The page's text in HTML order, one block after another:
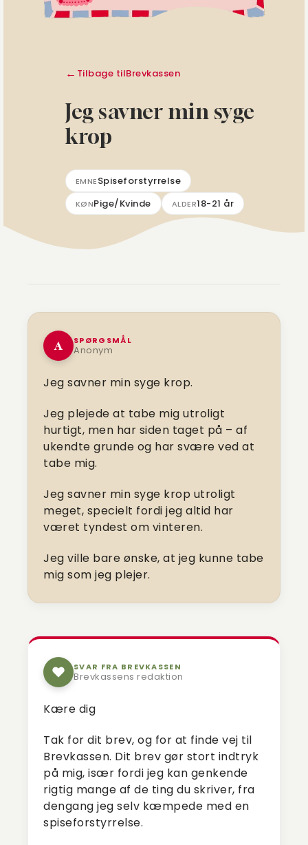
Tilbage tilBrevkassen
Jeg savner min syge
krop
EMNESpiseforstyrrelse
KØNPige/Kvinde ALDER18-21 år
A SPØRGSMÅL
Anonym
Jeg savner min syge krop.
Jeg plejede at tabe mig utroligt
hurtigt, men har siden taget på – af
ukendte grunde og har svære ved at
tabe mig.
Jeg savner min syge krop utroligt
meget, specielt fordi jeg altid har
været tyndest om vinteren.
Jeg ville bare ønske, at jeg kunne tabe
mig som jeg plejer.
SVAR FRA BREVKASSEN
Brevkassens redaktion
Kære dig
Tak for dit brev, og for at finde vej til
Brevkassen. Dit brev gør stort indtryk
på mig, især fordi jeg kan genkende
rigtig mange af de ting du skriver, fra
dengang jeg selv kæmpede med en
spiseforstyrrelse.